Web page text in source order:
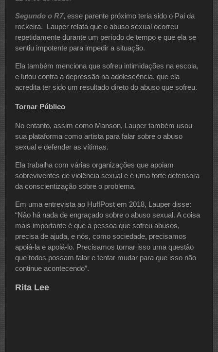
Segundo o R7, esse parente próximo teria sido o Pai da
rockeira. Lauper relata que o abuso sexual ocorreu
repetidamente durante um período de tempo e que ela se
sentiu impotente para impedir a situação.
Ela também menciona que sofreu intimidações na escola,
e lutou contra a depressão na adolescência, que ela
acredita ter sido um resultado direto do abuso que sofreu.
Tornar Público
No entanto, assim como Manson, Lauper também usou
sua plataforma como artista para falar sobre o abuso
sexual e defender as vítimas.
Ela trabalha com várias organizações que apoiam
sobreviventes de violência sexual e é uma forte defensora
da conscientização sobre o problema.
Em uma entrevista ao HuffPost em 2018, Lauper disse:
“Não há nada de engraçado sobre o abuso sexual. A coisa
mais importante é que a pessoa que sofreu abusos,
precisa de ajuda, e nós, como sociedade, precisamos
apoiá-la e apoiá-lo. Precisamos tornar isso uma questão
que todos possam falar e tentar mudar para que isso não
continue acontecendo”.
Rita Lee